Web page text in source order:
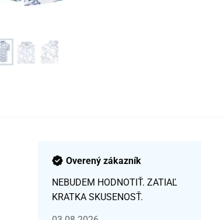
Overený zákazník
NEBUDEM HODNOTIŤ. ZATIAĽ
KRATKA SKUSENOSŤ.